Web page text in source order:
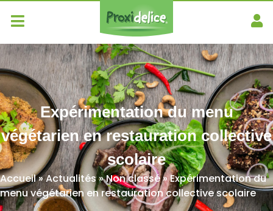
Expérimentation du menu
végétarien en restauration collective
scolaire
Accueil»Actualités»Non classé»Expérimentation du
menu végétarien en restauration collective scolaire